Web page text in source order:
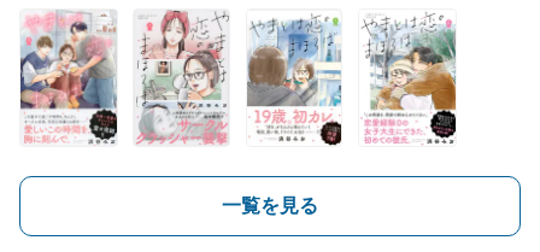
一覧を見る